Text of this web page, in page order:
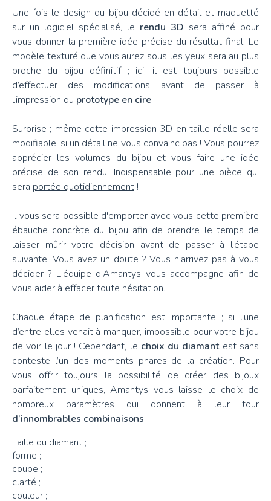
Une fois le design du bijou décidé en détail et maquetté
sur un logiciel spécialisé, le rendu 3D sera affiné pour
vous donner la première idée précise du résultat final. Le
modèle texturé que vous aurez sous les yeux sera au plus
proche du bijou définitif ; ici, il est toujours possible
d’effectuer des modifications avant de passer à
l’impression du prototype en cire.
Surprise ; même cette impression 3D en taille réelle sera
modifiable, si un détail ne vous convainc pas ! Vous pourrez
apprécier les volumes du bijou et vous faire une idée
précise de son rendu. Indispensable pour une pièce qui
sera portée quotidiennement !
Il vous sera possible d'emporter avec vous cette première
ébauche concrète du bijou afin de prendre le temps de
laisser mûrir votre décision avant de passer à l'étape
suivante. Vous avez un doute ? Vous n'arrivez pas à vous
décider ? L'équipe d'Amantys vous accompagne afin de
vous aider à effacer toute hésitation.
Chaque étape de planification est importante ; si l’une
d’entre elles venait à manquer, impossible pour votre bijou
de voir le jour ! Cependant, le choix du diamantest sans
conteste l’un des moments phares de la création. Pour
vous offrir toujours la possibilité de créer des bijoux
parfaitement uniques, Amantys vous laisse le choix de
nombreux paramètres qui donnent à leur tour
d’innombrables combinaisons.
Taille du diamant ;
forme ;
coupe ;
clarté ;
couleur ;